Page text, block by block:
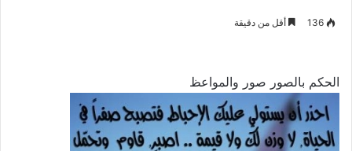
136 أقل من دقيقة
الحكم بالصور صور والمواعظ